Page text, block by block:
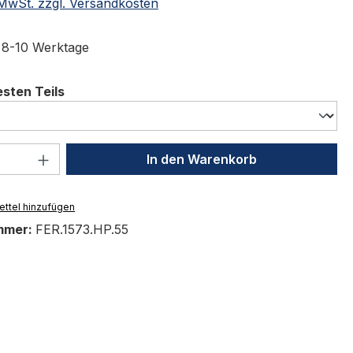
10 Werktage
Teilsauswählen
Anzahl: Gib den gewünschten Wert
In den Warenkorb
hinzufügen
FER.1573.HP.55